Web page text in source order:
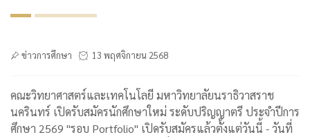
ข่าวการศึกษา 13 พฤศจิกายน 2568
คณะวิทยาศาสตร์และเทคโนโลยี มหาวิทยาลัยนราธิวาสราช
นครินทร์ เปิดรับสมัครนักศึกษาใหม่ ระดับปริญญาตรี ประจำปีการ
ศึกษา 2569 "รอบ Portfolio" เปิดรับสมัครแล้วตั้งแต่วันนี้ - วันที่